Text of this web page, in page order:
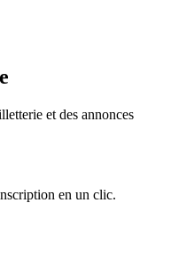
et des annonces
en un clic.